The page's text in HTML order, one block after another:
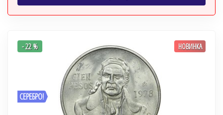
СЕРЕБРО!
- 22 % НОВИНКА